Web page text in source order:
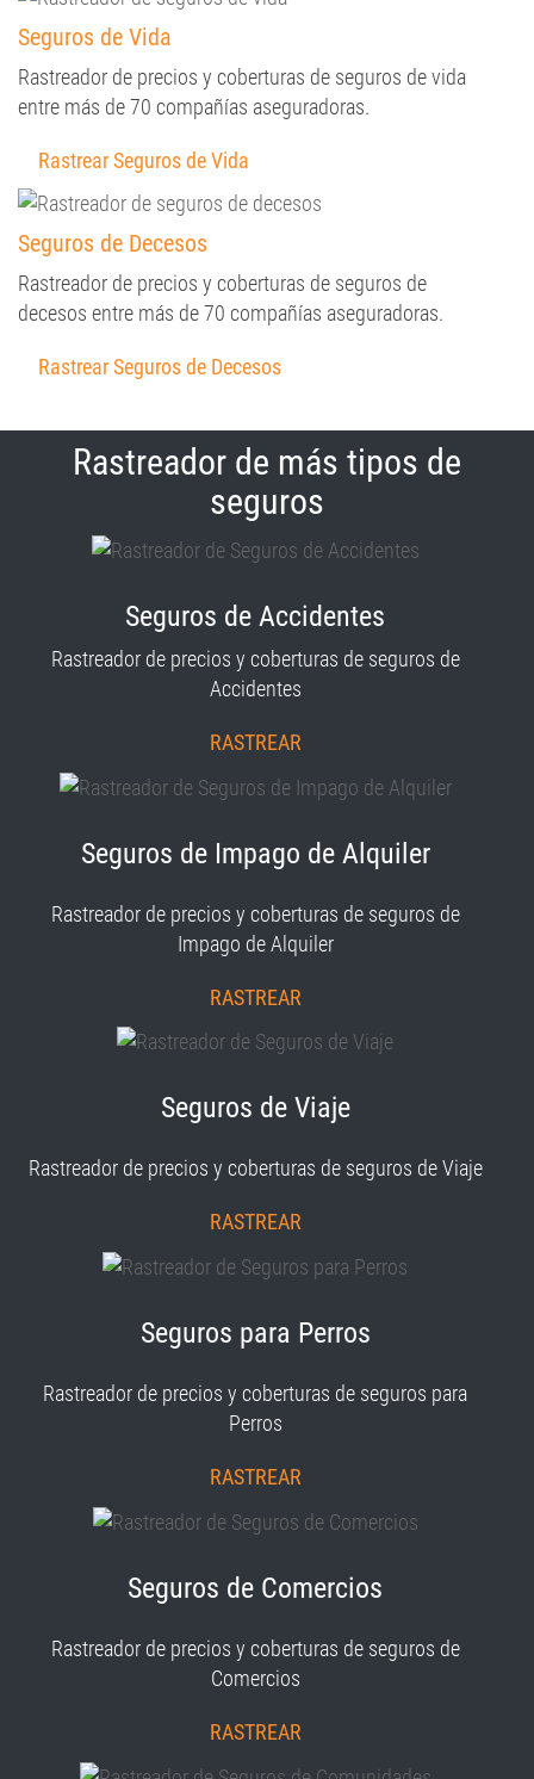
Seguros de Vida
Rastreador de precios y coberturas de seguros de vida
entre más de 70 compañías aseguradoras.
Rastrear Seguros de Vida
Seguros de Decesos
Rastreador de precios y coberturas de seguros de
decesos entre más de 70 compañías aseguradoras.
Rastrear Seguros de Decesos
Rastreador de más tipos de
seguros
Seguros de Accidentes
Rastreador de precios y coberturas de seguros de
Accidentes
RASTREAR
Seguros de Impago de Alquiler
Rastreador de precios y coberturas de seguros de
Impago de Alquiler
RASTREAR
Seguros de Viaje
Rastreador de precios y coberturas de seguros de Viaje
RASTREAR
Seguros para Perros
Rastreador de precios y coberturas de seguros para
Perros
RASTREAR
Seguros de Comercios
Rastreador de precios y coberturas de seguros de
Comercios
RASTREAR